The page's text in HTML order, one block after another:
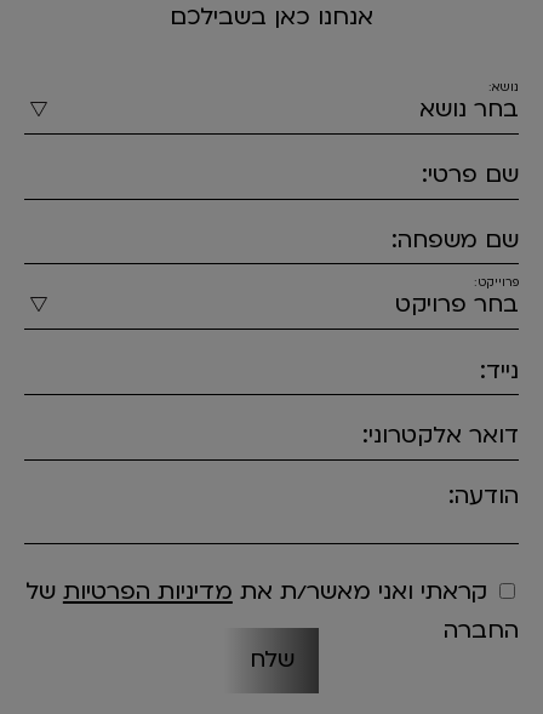
אנחנו כאן בשבילכם
נושא:
שם פרטי:
שם משפחה:
פרוייקט:
נייד:
דואר אלקטרוני:
הודעה:
קראתי ואני מאשר/ת את מדיניות הפרטיות של
החברה